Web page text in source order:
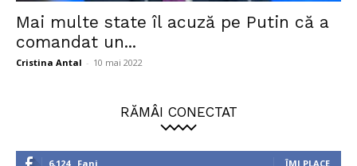
Mai multe state îl acuză pe Putin că a
comandat un...
Cristina Antal - 10 mai 2022
RĂMÂI CONECTAT
6,124 Fani ÎMI PLACE